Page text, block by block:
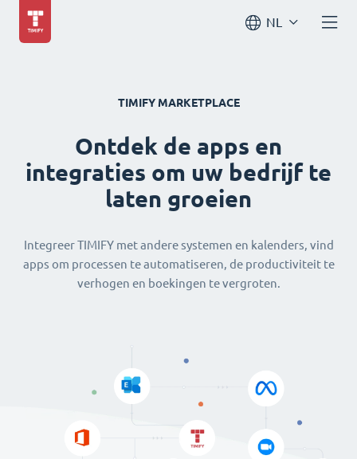
NL
TIMIFY MARKETPLACE
Ontdek de apps en
integraties om uw bedrijf te
laten groeien
Integreer TIMIFY met andere systemen en kalenders, vind
apps om processen te automatiseren, de productiviteit te
verhogen en boekingen te vergroten.